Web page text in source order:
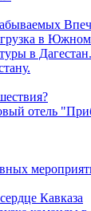
в Южном
в Дагестан.
отель
Кавказа